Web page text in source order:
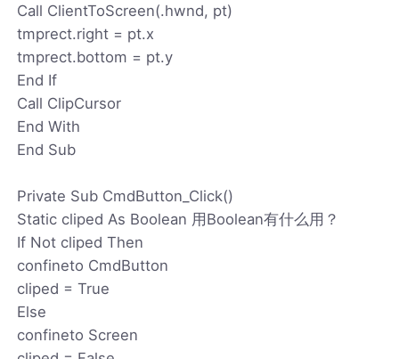
Call ClientToScreen(.hwnd, pt)
tmprect.right = pt.x
tmprect.bottom = pt.y
End If
Call ClipCursor
End With
End Sub
Private Sub CmdButton_Click()
Static cliped As Boolean 用Boolean有什么用？
If Not cliped Then
confineto CmdButton
cliped = True
Else
confineto Screen